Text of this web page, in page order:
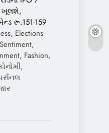
રૂ.151-159
Elections
Fashion,